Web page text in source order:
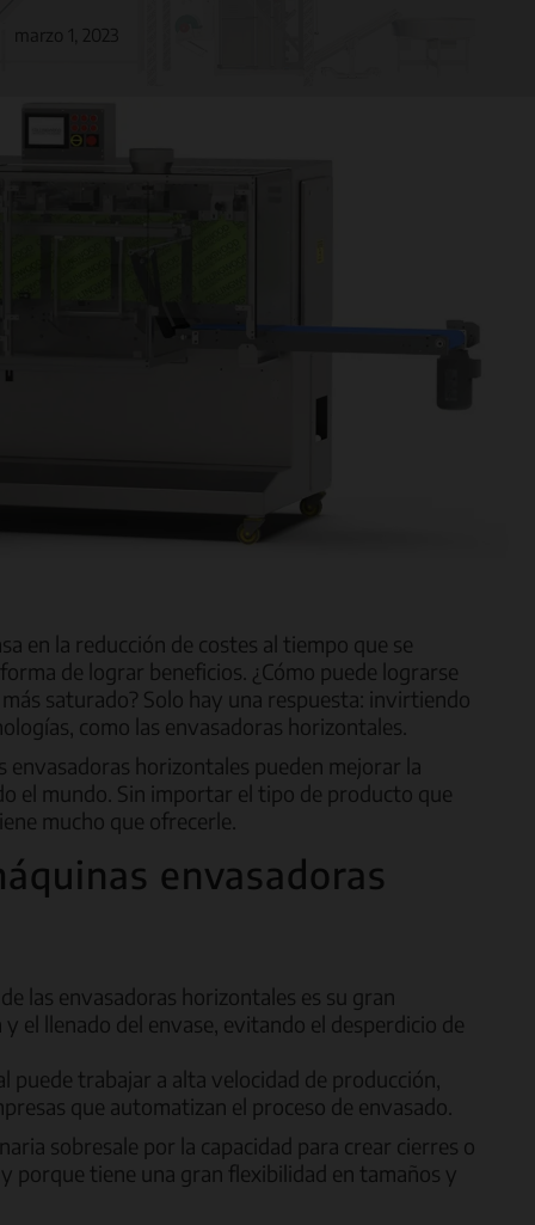
marzo 1, 2023
en la reducción de costes al tiempo que se
de lograr beneficios. ¿Cómo puede lograrse
saturado? Solo hay una respuesta: invirtiendo
como las envasadoras horizontales.
horizontales pueden mejorar la
el mundo. Sin importar el tipo de producto que
mucho que ofrecerle.
envasadoras
las envasadoras horizontales es su gran
el llenado del envase, evitando el desperdicio de
trabajar a alta velocidad de producción,
que automatizan el proceso de envasado.
sobresale por la capacidad para crear cierres o
porque tiene una gran flexibilidad en tamaños y